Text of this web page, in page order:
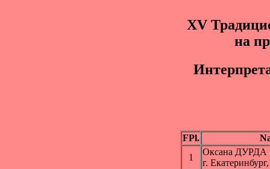
XV
на
FPl.
1
Оксана ДУРДА
г.